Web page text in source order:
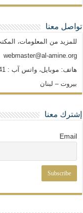
تواصل معنا
للمزيد من المعلومات،
webmaster@al-amine.org
هاتف: موبايل، واتس آب : 0096170972841
بيروت – لبنان
إشترك معنا
Email